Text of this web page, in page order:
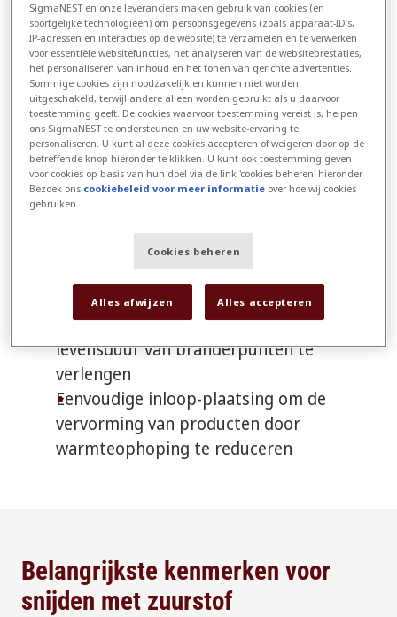
Multi-brander nestingstrategieën
geoptimaliseerd voor automatische en
handmatige branderafstand
Bereik een aanzienlijke verlaging van
brugsnijtechnologieën en verleng de
leversduur van de branderpunten
Voordoorboring in dikker materiaal om
tijd te besparen bij gaswisselingen en de
levensduur van branderpunten te
verlengen
Eenvoudige inloop-plaatsing om de
vervorming van producten door
warmteophoping te reduceren
Belangrijkste kenmerken voor
snijden met zuurstof
SigmaNEST en onze leveranciers maken gebruik van cookies (en
soortgelijke technologieën) om persoonsgegevens (zoals apparaat-ID’s,
IP-adressen en interacties op de website) te verzamelen en te verwerken
voor essentiële websitefuncties, het analyseren van de websiteprestaties,
het personaliseren van inhoud en het tonen van gerichte advertenties.
Sommige cookies zijn noodzakelijk en kunnen niet worden
uitgeschakeld, terwijl andere alleen worden gebruikt als u daarvoor
toestemming geeft. De cookies waarvoor toestemming vereist is, helpen
ons SigmaNEST te ondersteunen en uw website-ervaring te
personaliseren. U kunt al deze cookies accepteren of weigeren door op de
betreffende knop hieronder te klikken. U kunt ook toestemming geven
voor cookies op basis van hun doel via de link 'cookies beheren' hieronder.
Bezoek ons cookiebeleid voor meer informatie over hoe wij cookies
gebruiken.
Cookies beheren
Alles afwijzen Alles accepteren